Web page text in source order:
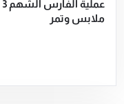
ملابس وتمر